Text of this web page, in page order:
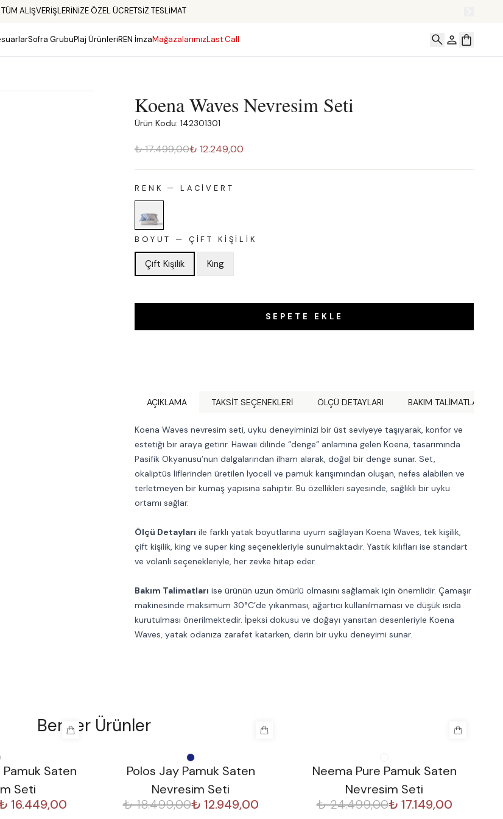
TÜM ALIŞVERİŞLERİNİZE ÖZEL ÜCRETSİZ TESLİMAT
Sofra GrubuPlaj ÜrünleriREN İmzaMağazalarımızLast Call
Koena Waves Nevresim Seti
Ürün Kodu: 142301301
₺ 17.499,00₺ 12.249,00
RENK — LACIVERT
BOYUT — ÇIFT KIŞILIK
Çift Kişilik King
SEPETE EKLE
AÇIKLAMA TAKSIT SEÇENEKLERI ÖLÇÜ DETAYLARI BAKIM TALİMATLARI
Koena Waves nevresim seti, uyku deneyiminizi bir üst seviyeye taşıyarak, konfor ve
estetiği bir araya getirir. Hawaii dilinde “denge” anlamına gelen Koena, tasarımında
Pasifik Okyanusu’nun dalgalarından ilham alarak, doğal bir denge sunar. Set,
okaliptüs liflerinden üretilen lyocell ve pamuk karışımından oluşan, nefes alabilen ve
terletmeyen bir kumaş yapısına sahiptir. Bu özellikleri sayesinde, sağlıklı bir uyku
ortamı sağlar.
Ölçü Detayları ile farklı yatak boyutlarına uyum sağlayan Koena Waves, tek kişilik,
çift kişilik, king ve super king seçenekleriyle sunulmaktadır. Yastık kılıfları ise standart
ve volanlı seçenekleriyle, her zevke hitap eder.
Bakım Talimatları ise ürünün uzun ömürlü olmasını sağlamak için önemlidir. Çamaşır
makinesinde maksimum 30°C’de yıkanması, ağartıcı kullanılmaması ve düşük ısıda
kurutulması önerilmektedir. İpeksi dokusu ve doğayı yansıtan desenleriyle Koena
Waves, yatak odanıza zarafet katarken, derin bir uyku deneyimi sunar.
Benzer Ürünler
Saten
Seti
16.449,00
Polos Jay Pamuk Saten
Nevresim Seti
₺ 18.499,00₺ 12.949,00
Neema Pure Pamuk Saten
Nevresim Seti
₺ 24.499,00₺ 17.149,00